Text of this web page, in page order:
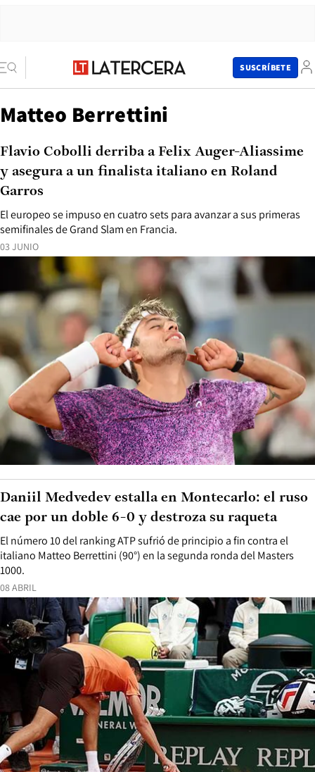
SUSCRÍBETE
Matteo Berrettini
03 JUNIO
El europeo se impuso en cuatro sets para avanzar a sus primeras
semifinales de Grand Slam en Francia.
Flavio Cobolli derriba a Felix Auger-Aliassime
y asegura a un finalista italiano en Roland
Garros
08 ABRIL
El número 10 del ranking ATP sufrió de principio a fin contra el
italiano Matteo Berrettini (90°) en la segunda ronda del Masters
1000.
Daniil Medvedev estalla en Montecarlo: el ruso
cae por un doble 6-0 y destroza su raqueta